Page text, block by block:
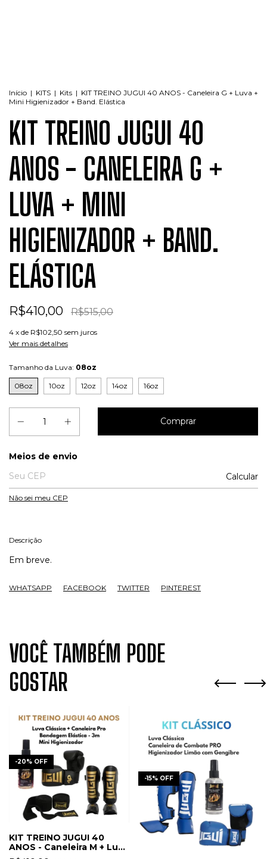
Início | KITS | Kits | KIT TREINO JUGUI 40 ANOS - Caneleira G + Luva +
Mini Higienizador + Band. Elástica
KIT TREINO JUGUI 40
ANOS - CANELEIRA G +
LUVA + MINI
HIGIENIZADOR + BAND.
ELÁSTICA
R$410,00 R$515,00
4 x de R$102,50 sem juros
Ver mais detalhes
Tamanho da Luva: 08oz
08oz 10oz 12oz 14oz 16oz
Entregas para o CEP:
Meios de envio
Calcular
Não sei meu CEP
Descrição
Em breve.
WHATSAPP FACEBOOK TWITTER PINTEREST
VOCÊ TAMBÉM PODE
GOSTAR
-20% OFF
KIT TREINO JUGUI 40
ANOS - Caneleira M + Luva
+ Mini Higienizador +
-15% OFF